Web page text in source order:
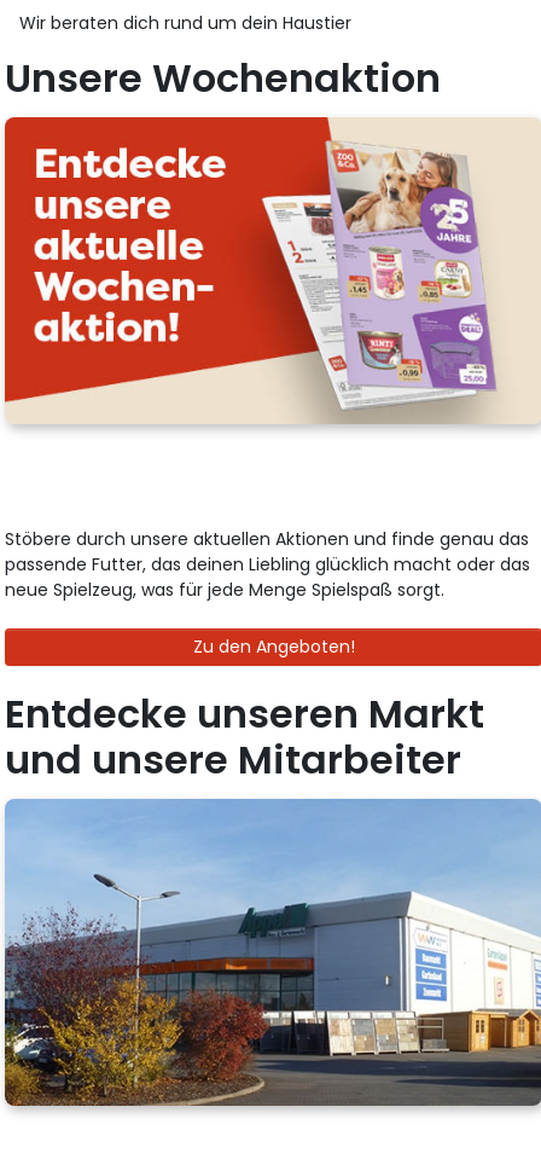
Wir beraten dich rund um dein Haustier
Unsere Wochenaktion
Stöbere durch unsere aktuellen Aktionen und finde genau das
passende Futter, das deinen Liebling glücklich macht oder das
neue Spielzeug, was für jede Menge Spielspaß sorgt.
Zu den Angeboten!
Entdecke unseren Markt
und unsere Mitarbeiter